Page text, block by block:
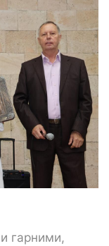
гарними,